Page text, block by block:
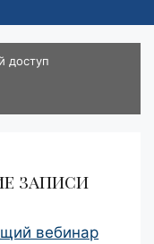
доступ
записи
вебинар